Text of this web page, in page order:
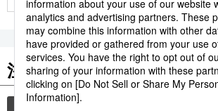
注目のキーワード
共同通信ニュース